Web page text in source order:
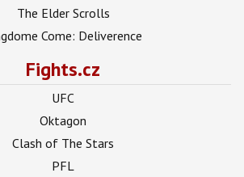
The Elder Scrolls
Come: Deliverence
Fights.cz
UFC
Oktagon
Clash of The Stars
PFL